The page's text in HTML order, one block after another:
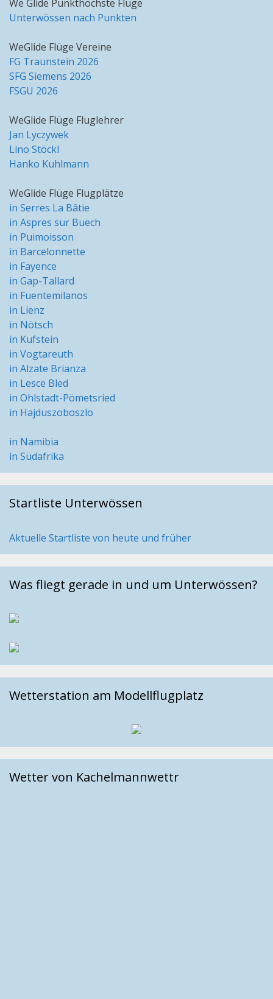
We Glide Punkthöchste Flüge
Unterwössen nach Punkten
WeGlide Flüge Vereine
FG Traunstein 2026
SFG Siemens 2026
FSGU 2026
WeGlide Flüge Fluglehrer
Jan Lyczywek
Lino Stöckl
Hanko Kuhlmann
WeGlide Flüge Flugplätze
in Serres La Bâtie
in Aspres sur Buech
in Puimoisson
in Barcelonnette
in Fayence
in Gap-Tallard
in Fuentemilanos
in Lienz
in Nötsch
in Kufstein
in Vogtareuth
in Alzate Brianza
in Lesce Bled
in Ohlstadt-Pömetsried
in Hajduszoboszlo
in Namibia
in Südafrika
Startliste Unterwössen
Aktuelle Startliste von heute und früher
Was fliegt gerade in und um Unterwössen?
Wetterstation am Modellflugplatz
Wetter von Kachelmannwettr